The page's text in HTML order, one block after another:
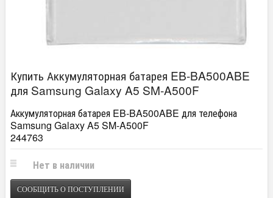
Купить Аккумуляторная батарея EB-BA500ABE
для Samsung Galaxy A5 SM-A500F
Аккумуляторная батарея EB-BA500ABE для телефона
Samsung Galaxy A5 SM-A500F
244763
Нет в наличии
СООБЩИТЬ О ПОСТУПЛЕНИИ